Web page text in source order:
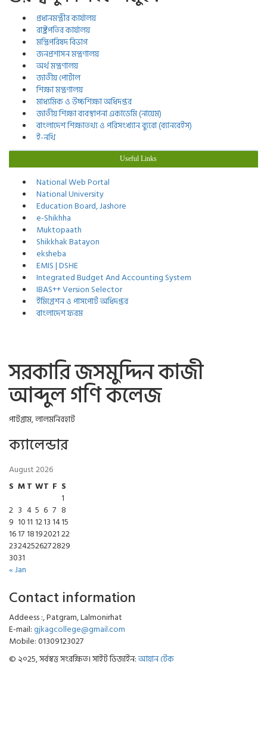
প্রধানমন্ত্রীর কার্যালয়
রাষ্ট্রপতির কার্যালয়
মন্ত্রিপরিষদ বিভাগ
জনপ্রশাসন মন্ত্রণালয়
অর্থ মন্ত্রণালয়
জাতীয় পোর্টাল
শিক্ষা মন্ত্রণালয়
মাধ্যমিক ও উচ্চশিক্ষা অধিদপ্তর
জাতীয় শিক্ষা ব্যবস্থাপনা একাডেমি (নায়েম)
বাংলাদেশ শিক্ষাতথ্য ও পরিসংখ্যান ব্যুরো (ব্যানবেইস)
ই-নথি
Useful Links
National Web Portal
National University
Education Board, Jashore
e-Shikhha
Muktopaath
Shikkhak Batayon
eksheba
EMIS | DSHE
Integrated Budget And Accounting System
IBAS++ Version Selector
ইমিগ্রেশন ও পাসপোর্ট অধিদপ্তর
বাংলাদেশ ফরম
সরকারি জসমুদ্দিন কাজী
আব্দুল গণি কলেজ
পাটগ্রাম, লালমনিরহাট
ক্যালেন্ডার
August 2026
S MT WT F S
1
2 3 4 5 6 7 8
9 1011 12131415
16171819202122
23242526272829
3031
« Jan
Contact information
Addeess :, Patgram, Lalmonirhat
E-mail:gjkagcollege@gmail.com
Mobile: 01309123027
© ২০25, সর্বস্বত্ত সংরক্ষিত। সাইট ডিজাইন:আয়ান টেক